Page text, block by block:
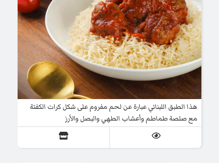
هذا الطبق اللبناني عبارة عن لحم مفروم على شكل كرات الكفتة
مع صلصة طماطم وأعشاب الطهي والبصل والأرز